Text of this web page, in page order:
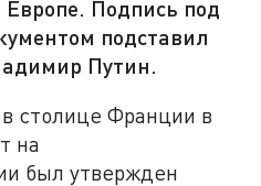
Подпись под
подставил
Путин.
столице Франции в
на
был утвержден